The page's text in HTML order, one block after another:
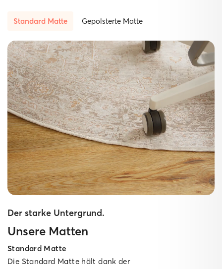
Standard Matte Gepolsterte Matte
Der starke Untergrund.
Unsere Matten
Standard Matte
Die Standard Matte hält dank der